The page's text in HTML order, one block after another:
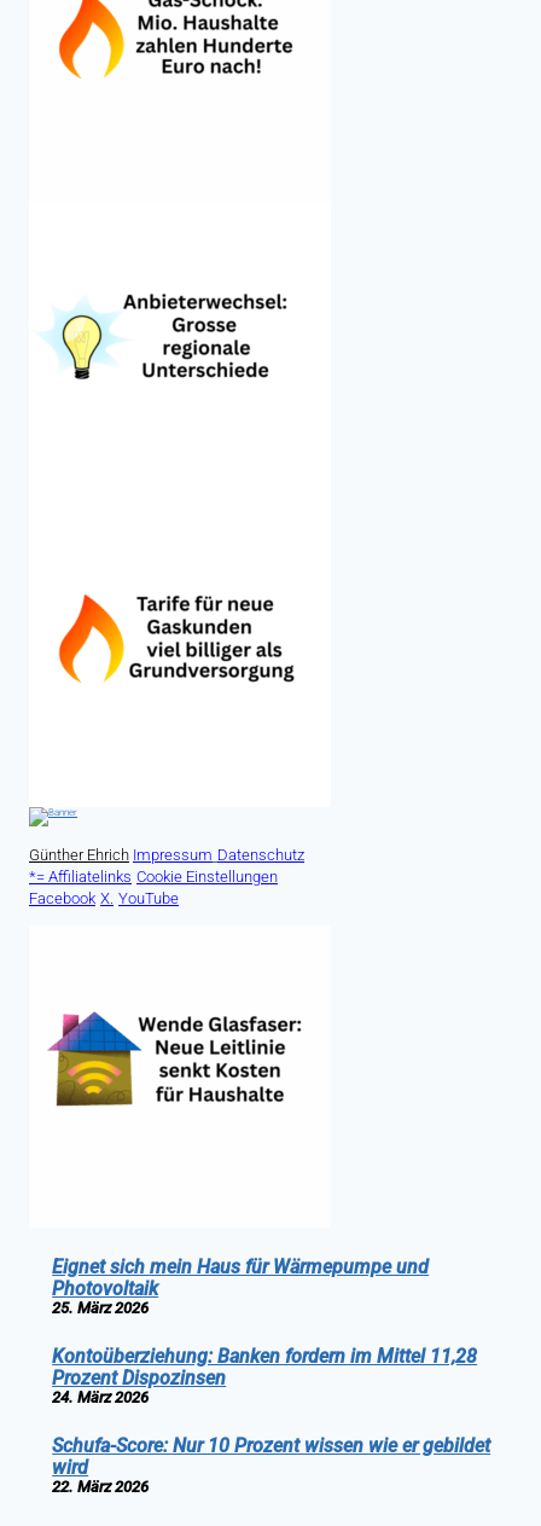
Günther Ehrich Impressum Datenschutz
*= Affiliatelinks Cookie Einstellungen
Facebook X. YouTube
Eignet sich mein Haus für Wärmepumpe und
Photovoltaik
25. März 2026
Kontoüberziehung: Banken fordern im Mittel 11,28
Prozent Dispozinsen
24. März 2026
Schufa-Score: Nur 10 Prozent wissen wie er gebildet
wird
22. März 2026